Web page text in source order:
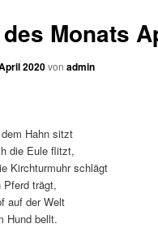
Monats
2020vonadmin
Hahn sitzt
die Eule flitzt,
Kirchturmuhr schlägt
Pferd trägt,
auf der Welt
Hund bellt.